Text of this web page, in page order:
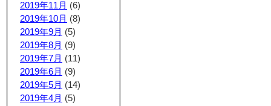
2019年11月 (6)
2019年10月 (8)
2019年9月 (5)
2019年8月 (9)
2019年7月 (11)
2019年6月 (9)
2019年5月 (14)
2019年4月 (5)